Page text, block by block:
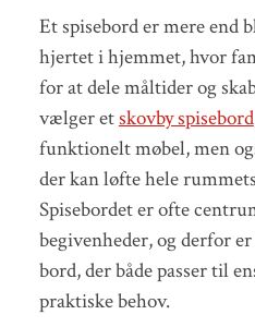
Et spisebord er mere end
hjertet i hjemmet, hvor
for at dele måltider og
vælger etskovby spisebord
funktionelt møbel, men
der kan løfte hele
Spisebordet er ofte
begivenheder, og derfor
bord, der både passer til
praktiske behov.